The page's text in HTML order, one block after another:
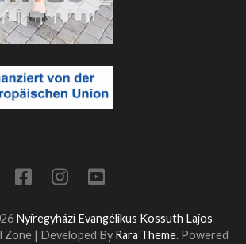
Nyíregyházi Evangélikus Kossuth Lajos
Zone | Developed By Rara Theme. Powered